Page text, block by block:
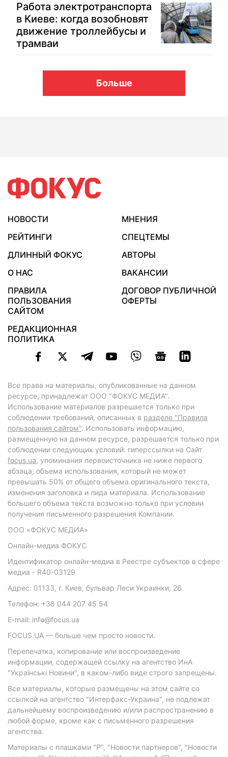
Работа электротранспорта
в Киеве: когда возобновят
движение троллейбусы и
трамваи
Больше
НОВОСТИ
МНЕНИЯ
РЕЙТИНГИ
СПЕЦТЕМЫ
ДЛИННЫЙ ФОКУС
АВТОРЫ
О НАС
ВАКАНСИИ
ПРАВИЛА
ПОЛЬЗОВАНИЯ
САЙТОМ
ДОГОВОР ПУБЛИЧНОЙ
ОФЕРТЫ
РЕДАКЦИОННАЯ
ПОЛИТИКА
Все права на материалы, опубликованные на данном
ресурсе, принадлежат ООО "ФОКУС МЕДИА".
Использование материалов разрешается только при
соблюдении требований, описанных в разделе "Правила
пользования сайтом". Использовать информацию,
размещенную на данном ресурсе, разрешается только при
соблюдении следующих условий: гиперссылки на Сайт
focus.ua, упоминания первоисточника не ниже первого
абзаца, объема использования, который не может
превышать 50% от общего объема оригинального текста,
изменения заголовка и лида материала. Использование
большего объема текста возможно только при условии
получения письменного разрешения Компании.
ООО «ФОКУС МЕДИА»
Онлайн-медиа ФОКУС
Идентификатор онлайн-медиа в Реестре субъектов в сфере
медиа - R40-03129
Адрес: 01133, г. Киев, бульвар Леси Украинки, 26
Телефон: +38 044 207 45 54
E-mail: info@focus.ua
FOCUS.UA — больше чем просто новости.
Перепечатка, копирование или воспроизведение
информации, содержащей ссылку на агентство ИнА
"Українські Новини", в каком-либо виде строго запрещены.
Все материалы, которые размещены на этом сайте со
ссылкой на агентство "Интерфакс-Украина", не подлежат
дальнейшему воспроизведению и/или распространению в
любой форме, кроме как с письменного разрешения
агентства.
Материалы с плашками "Р", "Новости партнеров", "Новости